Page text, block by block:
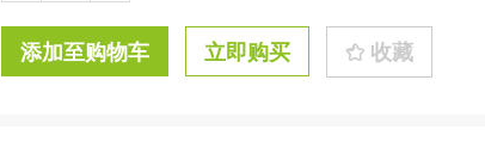
添加至购物车 立即购买 收藏